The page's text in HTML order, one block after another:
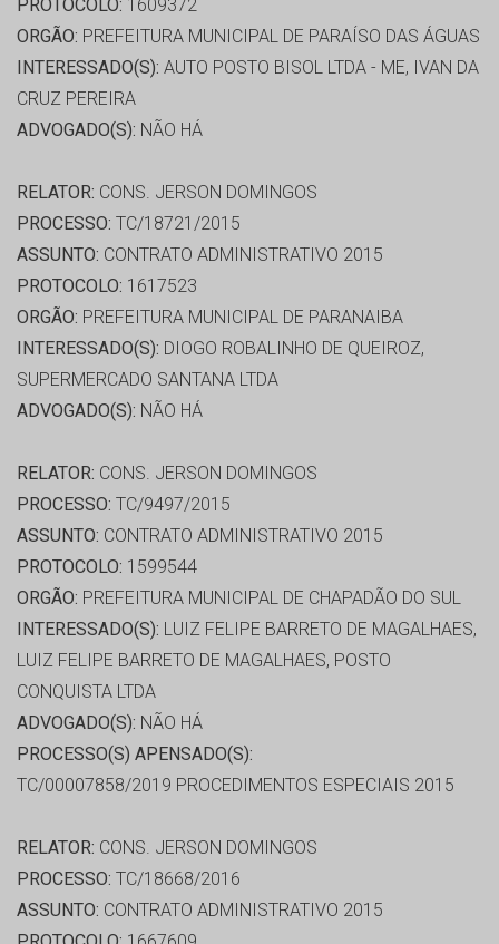
PROTOCOLO: 1609372
ORGÃO: PREFEITURA MUNICIPAL DE PARAÍSO DAS ÁGUAS
INTERESSADO(S): AUTO POSTO BISOL LTDA - ME, IVAN DA
CRUZ PEREIRA
ADVOGADO(S): NÃO HÁ
RELATOR: CONS. JERSON DOMINGOS
PROCESSO: TC/18721/2015
ASSUNTO: CONTRATO ADMINISTRATIVO 2015
PROTOCOLO: 1617523
ORGÃO: PREFEITURA MUNICIPAL DE PARANAIBA
INTERESSADO(S): DIOGO ROBALINHO DE QUEIROZ,
SUPERMERCADO SANTANA LTDA
ADVOGADO(S): NÃO HÁ
RELATOR: CONS. JERSON DOMINGOS
PROCESSO: TC/9497/2015
ASSUNTO: CONTRATO ADMINISTRATIVO 2015
PROTOCOLO: 1599544
ORGÃO: PREFEITURA MUNICIPAL DE CHAPADÃO DO SUL
INTERESSADO(S): LUIZ FELIPE BARRETO DE MAGALHAES,
LUIZ FELIPE BARRETO DE MAGALHAES, POSTO
CONQUISTA LTDA
ADVOGADO(S): NÃO HÁ
PROCESSO(S) APENSADO(S):
TC/00007858/2019 PROCEDIMENTOS ESPECIAIS 2015
RELATOR: CONS. JERSON DOMINGOS
PROCESSO: TC/18668/2016
ASSUNTO: CONTRATO ADMINISTRATIVO 2015